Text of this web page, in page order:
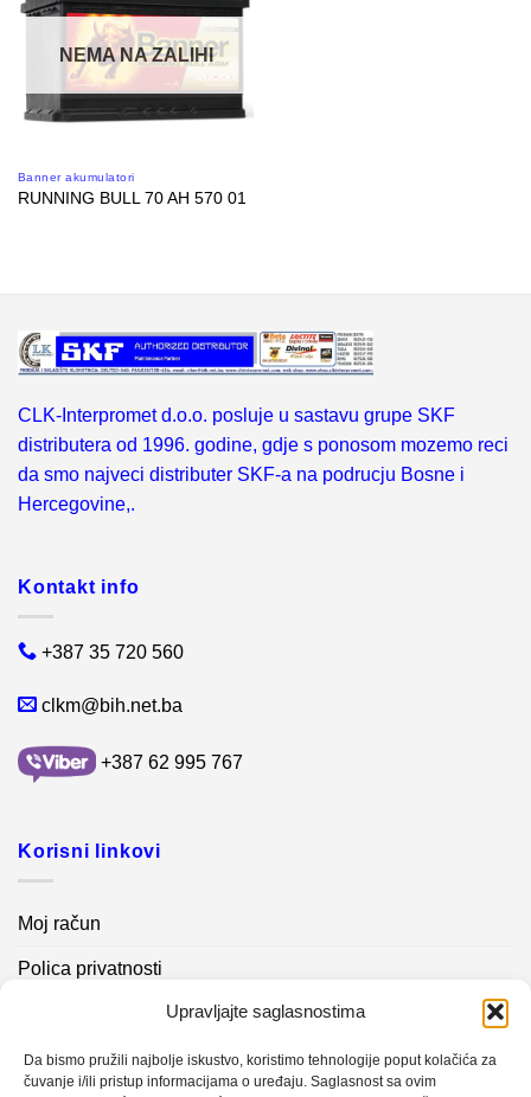
Upravljajte saglasnostima
Da bismo pružili najbolje iskustvo, koristimo tehnologije poput kolačića za
čuvanje i/ili pristup informacijama o uređaju. Saglasnost sa ovim
NEMA NA ZALIHI
Banner akumulatori
RUNNING BULL 70 AH 570 01
CLK-Interpromet d.o.o. posluje u sastavu grupe SKF
distributera od 1996. godine, gdje s ponosom mozemo reci
da smo najveci distributer SKF-a na podrucju Bosne i
Hercegovine,.
Kontakt info
+387 35 720 560
clkm@bih.net.ba
+387 62 995 767
Korisni linkovi
Moj račun
Polica privatnosti
Kontakt info